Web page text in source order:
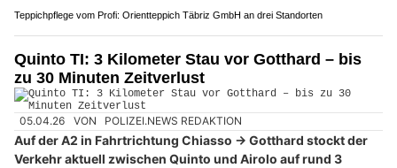
Teppichpflege vom Profi: Orientteppich Täbriz GmbH an drei Standorten
Quinto TI: 3 Kilometer Stau vor Gotthard – bis
zu 30 Minuten Zeitverlust
05.04.26 VON POLIZEI.NEWS REDAKTION
Auf der A2 in Fahrtrichtung Chiasso → Gotthard stockt der
Verkehr aktuell zwischen Quinto und Airolo auf rund 3